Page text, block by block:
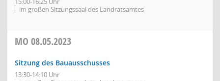
im großen Sitzungssaal des Landratsamtes
MO 08.05.2023
Sitzung des Bauausschusses
13:30-14:10 Uhr